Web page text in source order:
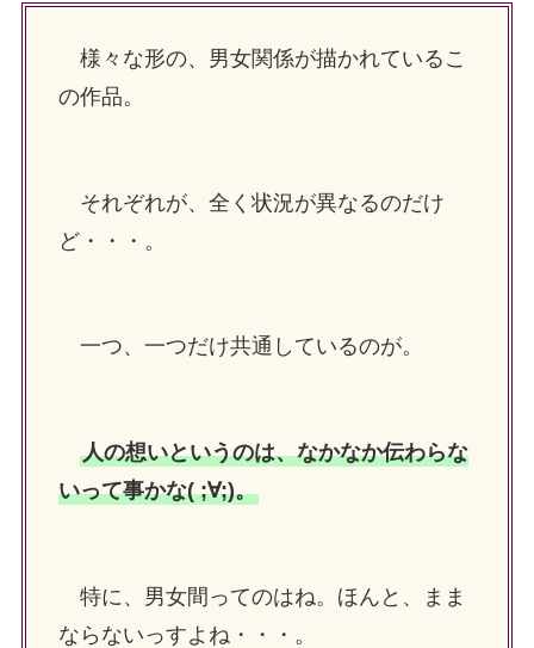
様々な形の、男女関係が描かれているこ
の作品。
それぞれが、全く状況が異なるのだけ
ど・・・。
一つ、一つだけ共通しているのが。
人の想いというのは、なかなか伝わらな
いって事かな( ;∀;)。
特に、男女間ってのはね。ほんと、まま
ならないっすよね・・・。